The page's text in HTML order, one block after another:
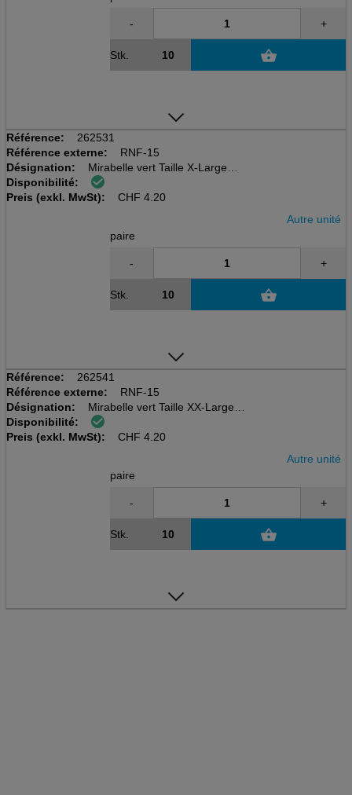
- +
Stk.
Référence:
262531
Référence externe:
RNF-15
Désignation:
Mirabelle vert Taille X-Large
Gant tout usage en nitrile
330mm long, 0.38mm d'épaisseu
Disponibilité:
Preis (exkl. MwSt):
CHF 4.20
Autre unité
paire
- +
Stk.
Référence:
262541
Référence externe:
RNF-15
Désignation:
Mirabelle vert Taille XX-Large
Gant tout usage en nitrile
330mm long, 0.38mm d'épaisseu
Disponibilité:
Preis (exkl. MwSt):
CHF 4.20
Autre unité
paire
- +
Stk.